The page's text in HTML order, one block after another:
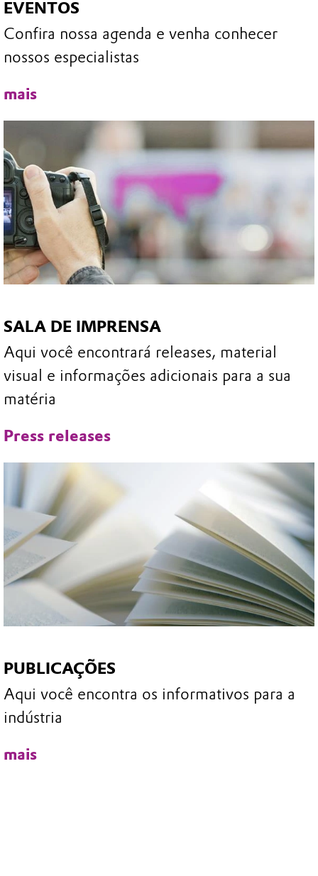
EVENTOS
Confira nossa agenda e venha conhecer
nossos especialistas
mais
SALA DE IMPRENSA
Aqui você encontrará releases, material
visual e informações adicionais para a sua
matéria
Press releases
PUBLICAÇÕES
Aqui você encontra os informativos para a
indústria
mais